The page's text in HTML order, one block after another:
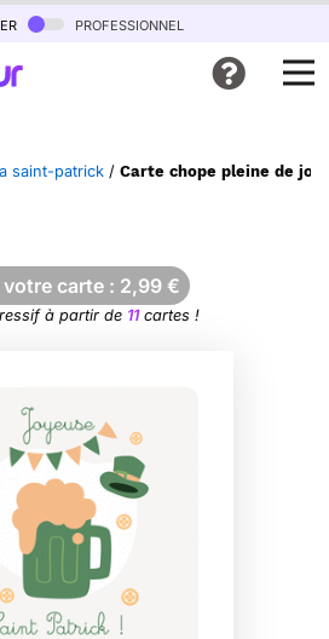
professionnel
saint-patrick / Carte chope pleine de
votre carte : 2,99 €
à partir de 11cartes !